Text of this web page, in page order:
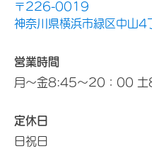
〒226-0019
神奈川県横浜市緑区中
営業時間
月～金8:45～20：00
定休日
日祝日